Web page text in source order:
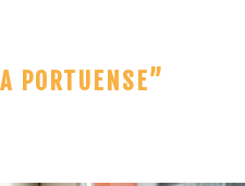
PORTUENSE”